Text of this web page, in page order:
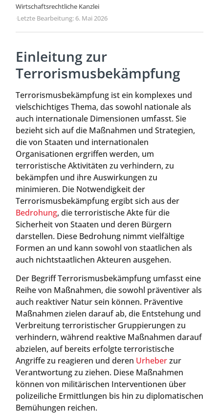
Wirtschaftsrechtliche Kanzlei
·Letzte Bearbeitung: 6. Mai 2026
Einleitung zur
Terrorismusbekämpfung
Terrorismusbekämpfung ist ein komplexes und
vielschichtiges Thema, das sowohl nationale als
auch internationale Dimensionen umfasst. Sie
bezieht sich auf die Maßnahmen und Strategien,
die von Staaten und internationalen
Organisationen ergriffen werden, um
terroristische Aktivitäten zu verhindern, zu
bekämpfen und ihre Auswirkungen zu
minimieren. Die Notwendigkeit der
Terrorismusbekämpfung ergibt sich aus der
Bedrohung, die terroristische Akte für die
Sicherheit von Staaten und deren Bürgern
darstellen. Diese Bedrohung nimmt vielfältige
Formen an und kann sowohl von staatlichen als
auch nichtstaatlichen Akteuren ausgehen.
Der Begriff Terrorismusbekämpfung umfasst eine
Reihe von Maßnahmen, die sowohl präventiver als
auch reaktiver Natur sein können. Präventive
Maßnahmen zielen darauf ab, die Entstehung und
Verbreitung terroristischer Gruppierungen zu
verhindern, während reaktive Maßnahmen darauf
abzielen, auf bereits erfolgte terroristische
Angriffe zu reagieren und deren Urheberzur
Verantwortung zu ziehen. Diese Maßnahmen
können von militärischen Interventionen über
polizeiliche Ermittlungen bis hin zu diplomatischen
Bemühungen reichen.